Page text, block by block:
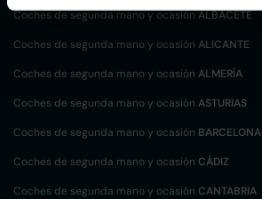
Coches de segunda mano y ocasiónALBACETE
Coches de segunda mano y ocasión ALICANTE
Coches de segunda mano y ocasión ALMERÍA
Coches de segunda mano y ocasión ASTURIAS
Coches de segunda mano y ocasión BARCELONA
Coches de segunda mano y ocasión CÁDIZ
Coches de segunda mano y ocasión CANTABRIA